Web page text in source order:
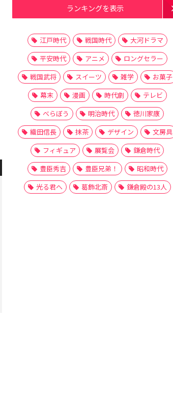
ランキングを表示
江戸時代 戦国時代
大河ドラマ
平安時代
アニメ
ロングセラー
戦国武将
スイーツ 雑学
お菓子
幕末
漫画 時代劇
テレビ
べらぼう
明治時代
徳川家康
織田信長
抹茶 デザイン
文房具
フィギュア
展覧会
鎌倉時代
豊臣秀吉
豊臣兄弟！
昭和時代
光る君へ
葛飾北斎 鎌倉殿の13人